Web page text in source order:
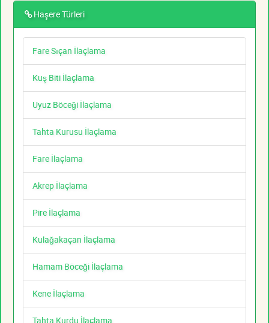
Haşere Türleri
Fare Sıçan İlaçlama
Kuş Biti İlaçlama
Uyuz Böceği İlaçlama
Tahta Kurusu İlaçlama
Fare İlaçlama
Akrep İlaçlama
Pire İlaçlama
Kulağakaçan İlaçlama
Hamam Böceği İlaçlama
Kene İlaçlama
Tahta Kurdu İlaçlama